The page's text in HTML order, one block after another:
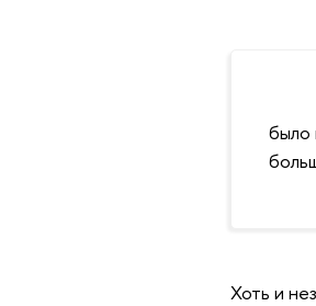
было
Хоть и